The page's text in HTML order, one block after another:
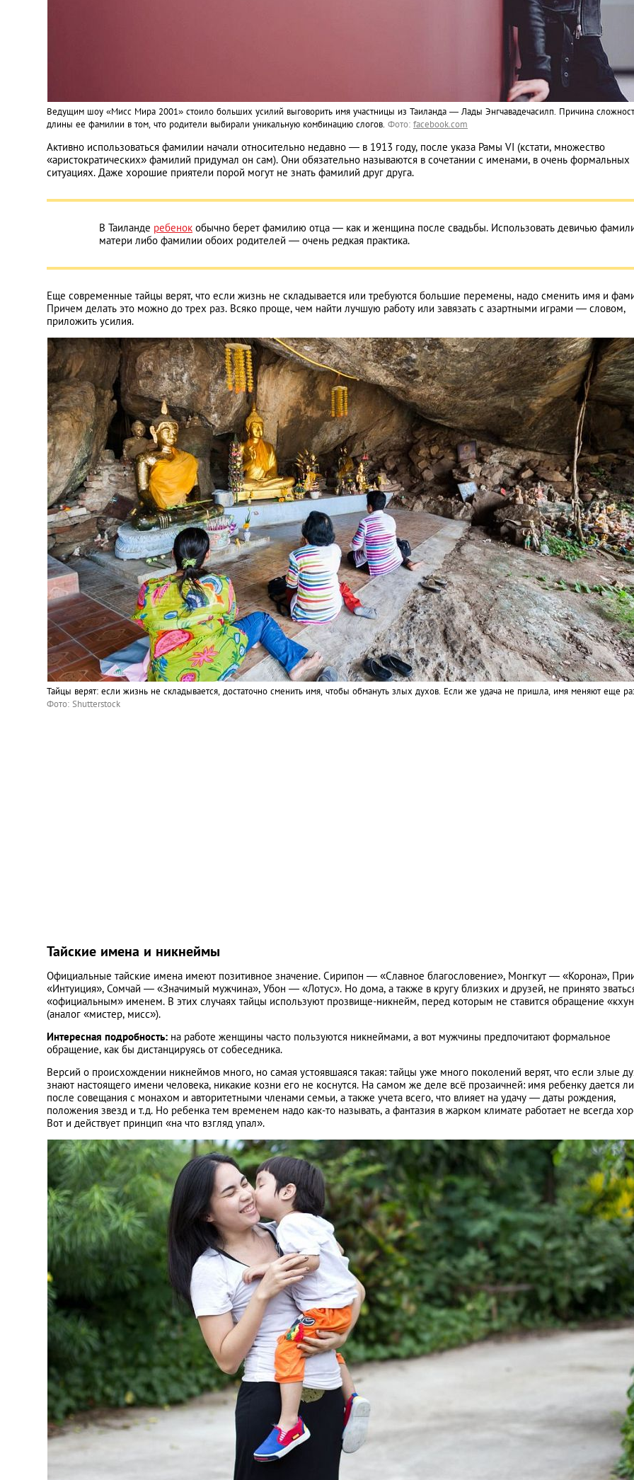
Ведущим шоу «Мисс Мира 2001» стоило больших усилий выговорить имя участницы из Таиланда — Лады Энгчавадечасилп. Причина
длины ее фамилии в том, что родители выбирали уникальную комбинацию слогов. Фото: facebook.com
Активно использоваться фамилии начали относительно недавно — в 1913 году, после указа Рамы VI (кстати, множество
«аристократических» фамилий придумал он сам). Они обязательно называются в сочетании с именами, в очень формальных
ситуациях. Даже хорошие приятели порой могут не знать фамилий друг друга.
В Таиланде ребенок обычно берет фамилию отца — как и женщина после свадьбы. Использовать девичью
матери либо фамилии обоих родителей — очень редкая практика.
Еще современные тайцы верят, что если жизнь не складывается или требуются большие перемены, надо сменить имя и
Причем делать это можно до трех раз. Всяко проще, чем найти лучшую работу или завязать с азартными играми — словом,
приложить усилия.
Тайцы верят: если жизнь не складывается, достаточно сменить имя, чтобы обмануть злых духов. Если же удача не пришла, имя меняют еще
Фото: Shutterstock
Тайские имена и никнеймы
Официальные тайские имена имеют позитивное значение. Сирипон — «Славное благословение», Монгкут — «Корона»,
«Интуиция», Сомчай — «Значимый мужчина», Убон — «Лотус». Но дома, а также в кругу близких и друзей, не принято
«официальным» именем. В этих случаях тайцы используют прозвище-никнейм, перед которым не ставится обращение
(аналог «мистер, мисс»).
Интересная подробность: на работе женщины часто пользуются никнеймами, а вот мужчины предпочитают формальное
обращение, как бы дистанцируясь от собеседника.
Версий о происхождении никнеймов много, но самая устоявшаяся такая: тайцы уже много поколений верят, что если злые
знают настоящего имени человека, никакие козни его не коснутся. На самом же деле всё прозаичней: имя ребенку дается
после совещания с монахом и авторитетными членами семьи, а также учета всего, что влияет на удачу — даты рождения,
положения звезд и т.д. Но ребенка тем временем надо как-то называть, а фантазия в жарком климате работает не всегда
Вот и действует принцип «на что взгляд упал».